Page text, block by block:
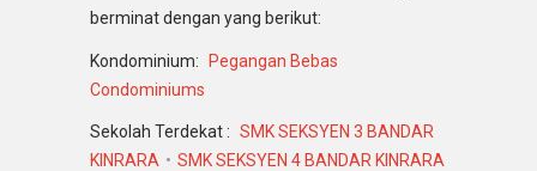
berminat dengan yang berikut:
Kondominium: Pegangan Bebas
Condominiums
Sekolah Terdekat : SMK SEKSYEN 3 BANDAR
KINRARA
SMK SEKSYEN 4 BANDAR KINRARA